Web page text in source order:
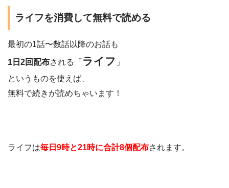
ライフを消費して無料で読める
最初の1話〜数話以降のお話も
1日2回配布される「 ライフ 」
というものを使えば、
無料で続きが読めちゃいます！
ライフは毎日9時と21時に合計8個配布されます。